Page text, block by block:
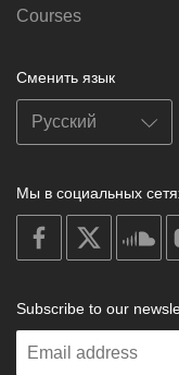
Courses
Сменить язык
Мы в социальных
on
facebook
Subscribe to our
Enter